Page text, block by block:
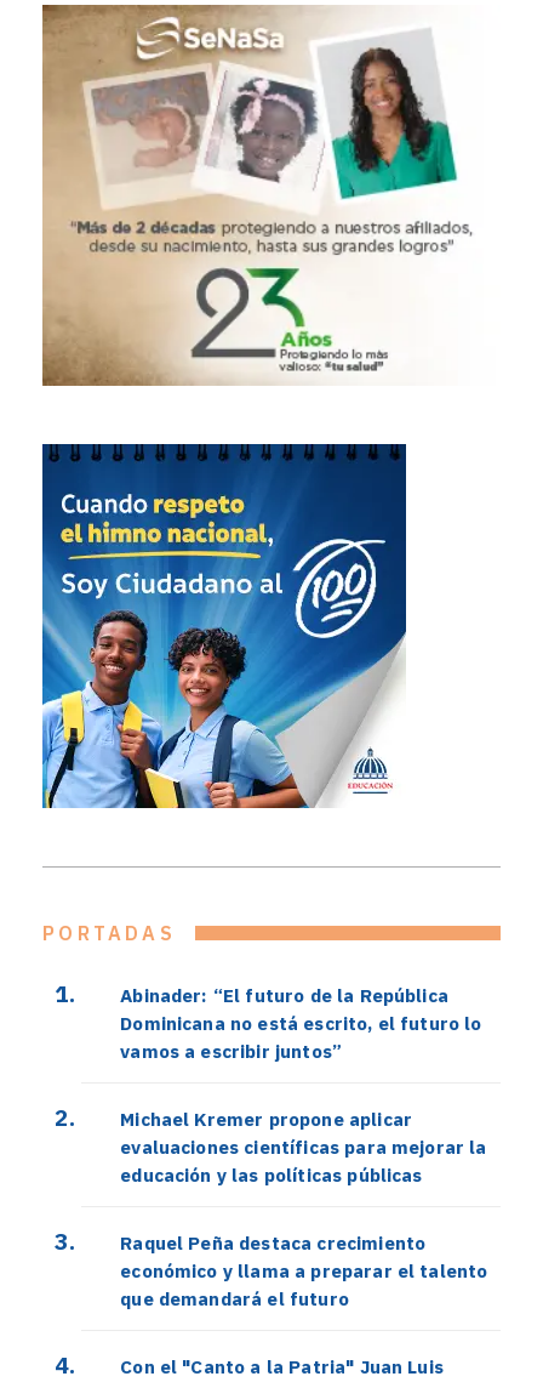
PORTADAS
Abinader: “El futuro de la República
Dominicana no está escrito, el futuro lo
vamos a escribir juntos”
Michael Kremer propone aplicar
evaluaciones científicas para mejorar la
educación y las políticas públicas
Raquel Peña destaca crecimiento
económico y llama a preparar el talento
que demandará el futuro
Con el "Canto a la Patria" Juan Luis